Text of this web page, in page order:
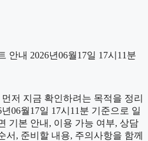
안내 2026년06월17일 17시11분
저 지금 확인하려는 목적을 정리
06월17일 17시11분 기준으로 일
기본 안내, 이용 가능 여부, 상담
서, 준비할 내용, 주의사항을 함께